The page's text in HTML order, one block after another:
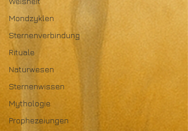
Mondzyklen
Sternenverbindung
Rituale
Naturwesen
Sternenwissen
Mythologie
Prophezeiungen